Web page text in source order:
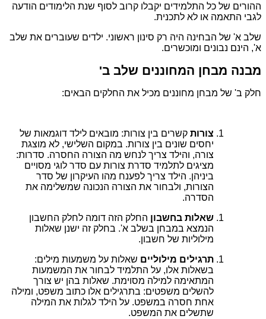
ההורים של כל התלמידים יקבלו קרוב לסוף שנת הלימודים הודעה
לגבי התאמה או לא לתכנית.
שלב א' של הבחינה היה רק סינון ראשוני. ילדים שעוברים את שלב
א', הינם נבונים ומוכשרים.
מבנה מבחן המחוננים שלב ב'
חלק ב' של מבחן מחוננים מכיל את החלקים הבאים:
צורות קשרים בין צורות: מובאים לילד דוגמאות של
יחסים שונים בין צורות. במקום השלישי, לא מוצגת
צורה, והילד צריך לנחש מה הצורה החסרה. סדרות:
מציגים לתלמיד סדרת צורות עם סדר לוגי מסויים
ביניהן. הילד צריך לפענח מהו העיקרון של סדר
הצורות, ולבחור את הצורה הנכונה שמשלימה את
הסדרה.
שאלות בחשבון החלק הזה דומה לחלק החשבון
הנמצא במבחן בשלב א'. בחלק זה ישנן שאלות
מילוליות של חשבון.
תרגילים מילוליים שאלות על משמעות מילים:
בשאלות אלו, על התלמיד לבחור את המשמעות
המתאימה למילה מסוימת. שאלות בהן יש צורך
להשלים משפטים: בתרגילים אלו כתוב משפט, ומילה
אחת חסרה במשפט. על הילד לגלות את המילה
שתשלים את המשפט.